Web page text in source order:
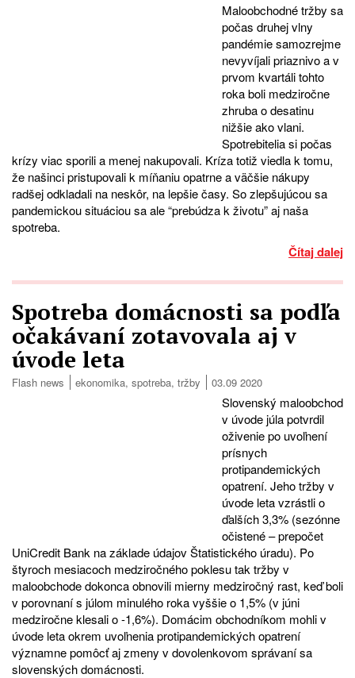
Maloobchodné tržby sa
počas druhej vlny
pandémie samozrejme
nevyvíjali priaznivo a v
prvom kvartáli tohto
roka boli medziročne
zhruba o desatinu
nižšie ako vlani.
Spotrebitelia si počas
krízy viac sporili a menej nakupovali. Kríza totiž viedla k tomu,
že našinci pristupovali k míňaniu opatrne a väčšie nákupy
radšej odkladali na neskôr, na lepšie časy. So zlepšujúcou sa
pandemickou situáciou sa ale “prebúdza k životu” aj naša
spotreba.
Čítaj dalej
Spotreba domácnosti sa podľa
očakávaní zotavovala aj v
úvode leta
Flash news ekonomika, spotreba, tržby 03.09 2020
Slovenský maloobchod
v úvode júla potvrdil
oživenie po uvoľnení
prísnych
protipandemických
opatrení. Jeho tržby v
úvode leta vzrástli o
ďalších 3,3% (sezónne
očistené – prepočet
UniCredit Bank na základe údajov Štatistického úradu). Po
štyroch mesiacoch medziročného poklesu tak tržby v
maloobchode dokonca obnovili mierny medziročný rast, keď boli
v porovnaní s júlom minulého roka vyššie o 1,5% (v júni
medziročne klesali o -1,6%). Domácim obchodníkom mohli v
úvode leta okrem uvoľnenia protipandemických opatrení
významne pomôcť aj zmeny v dovolenkovom správaní sa
slovenských domácnosti.